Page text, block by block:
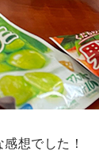
想でした！